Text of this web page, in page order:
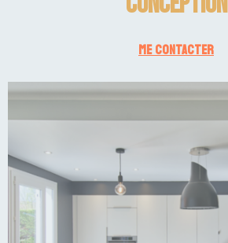
ME CONTACTER